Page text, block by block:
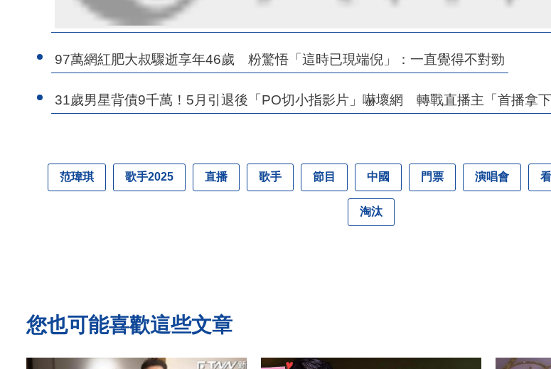
97萬網紅肥大叔驟逝享年46歲 粉驚悟「這時已現端倪」：一直覺得不對勁
31歲男星背債9千萬！5月引退後「PO切小指影片」嚇壞網 轉戰直播主「首播拿
范瑋琪 歌手2025 直播 歌手 節目 中國 門票 演唱會
淘汰
您也可能喜歡這些文章